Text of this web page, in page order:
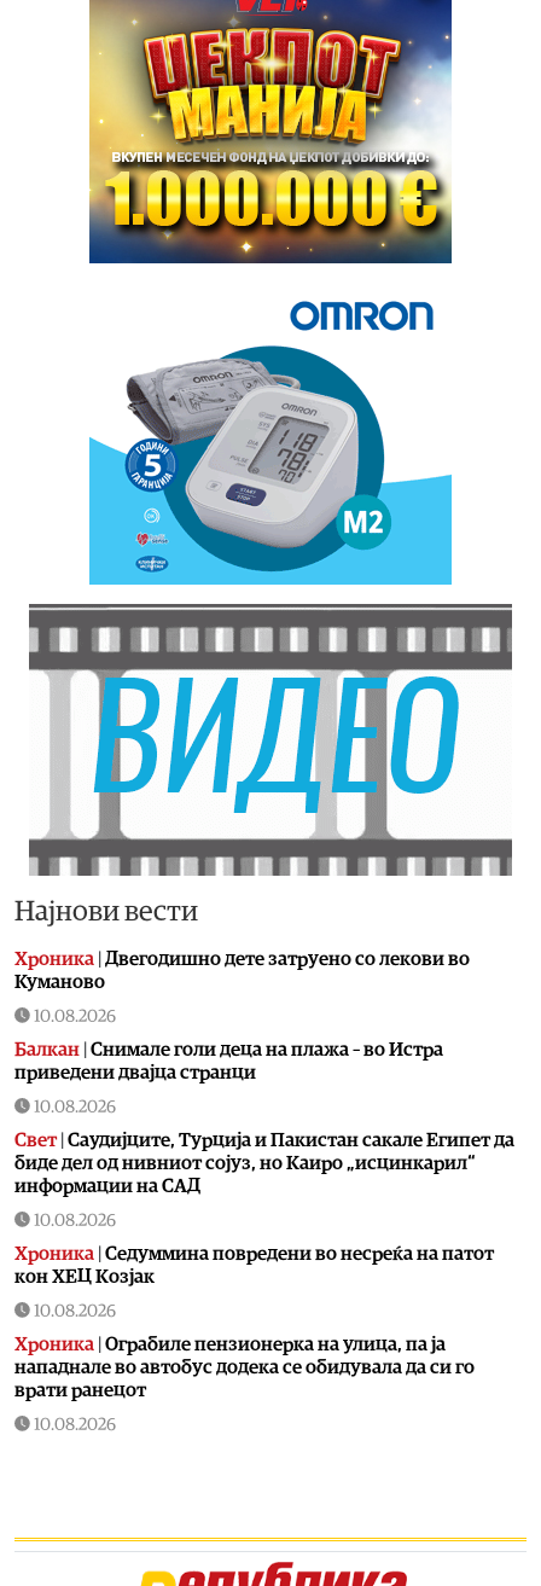
Најнови вести
Хроника Двегодишно дете затруено со лекови во
Куманово
10.08.2026
Балкан Снимале голи деца на плажа – во Истра
приведени двајца странци
10.08.2026
Свет| Саудијците, Турција и Пакистан сакале Египет да
биде дел од нивниот сојуз, но Каиро „исцинкарил“
информации на САД
10.08.2026
Хроника Седуммина повредени во несреќа на патот
кон ХЕЦ Козјак
10.08.2026
Хроника Ограбиле пензионерка на улица, па ја
нападнале во автобус додека се обидувала да си го
врати ранецот
10.08.2026
10.08.2026
Метеоаларм: Денешните временски услови